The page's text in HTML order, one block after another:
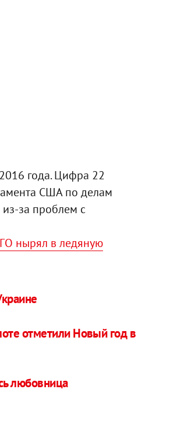
года. Цифра 22
США по делам
за проблем с
нырял в ледяную
отметили Новый год в
любовница